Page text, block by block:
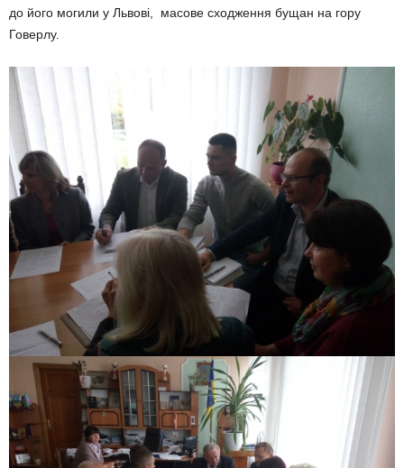
до його могили у Львові, масове сходження бущан на гору
Говерлу.